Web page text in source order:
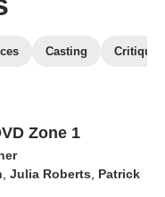
Casting
Zone 1
,Julia Roberts
Patrick